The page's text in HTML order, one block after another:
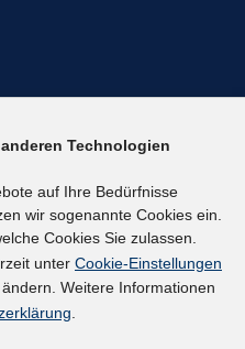
Technologien
auf Ihre Bedürfnisse
wir sogenannte Cookies ein.
Cookies Sie zulassen.
unter Cookie-Einstellungen
Weitere Informationen
.